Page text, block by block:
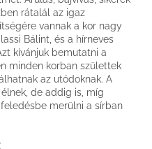
rátalál az igaz
vannak a kor nagy
Bálint, és a hírneves
kívánjuk bemutatni a
minden korban születtek
az utódoknak. A
de addig is, míg
merülni a sírban